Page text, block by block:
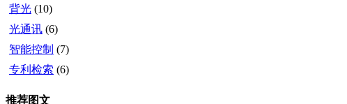
背光 (10)
光通讯 (6)
智能控制 (7)
专利检索 (6)
推荐图文